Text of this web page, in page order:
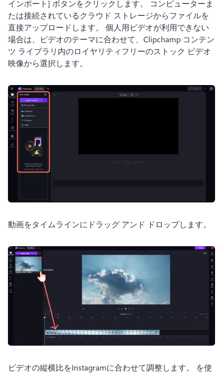
インポート] ボタンをクリックします。
コンピューターま
たは接続されているクラウド ストレージからファイルを
直接アップロードします。 個人用ビデオが利用できない
場合は、ビデオのテーマに合わせて、Clipchamp コンテン
ツ ライブラリ内のロイヤリティフリーのストック ビデオ
映像から選択します。
動画をタイムラインにドラッグ アンド ドロップします。
ビデオの縦横比をInstagramに合わせて調整します。 を使